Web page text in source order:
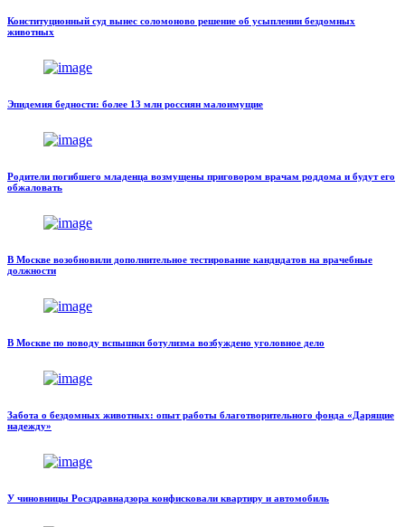
Конституционный суд вынес соломоново решение об усыплении бездомных
животных
Эпидемия бедности: более 13 млн россиян малоимущие
Родители погибшего младенца возмущены приговором врачам роддома и будут его
обжаловать
В Москве возобновили дополнительное тестирование кандидатов на врачебные
должности
В Москве по поводу вспышки ботулизма возбуждено уголовное дело
Забота о бездомных животных: опыт работы благотворительного фонда «Дарящие
надежду»
У чиновницы Росздравнадзора конфисковали квартиру и автомобиль